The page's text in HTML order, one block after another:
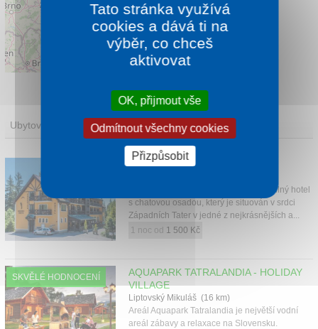
OpenStreetMapcontributors
Ubytování
HORSKÁ CHATA OREŠNICA
Horská Chata Orešnica je stylový a útulný hotel
s chatovou osadou, který je situován v srdci
Západních Tater v jedné z nejkrásnějších a...
1 noc od 1 500 Kč
SKVĚLÉ HODNOCENÍ
AQUAPARK TATRALANDIA - HOLIDAY
VILLAGE
Liptovský Mikuláš (16 km)
Areál Aquapark Tatralandia je největší vodní
areál zábavy a relaxace na Slovensku.
Tato stránka využívá
cookies a dává ti na
výběr, co chceš
aktivovat
OK, přijmout vše
Odmítnout všechny cookies
Přizpůsobit